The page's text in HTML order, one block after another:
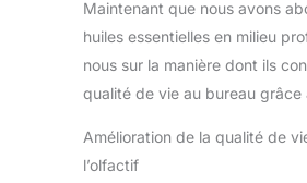
avec une belle boîte, c'est
un cadeau parfait pour
votre famille ou vos amis.
Idéal pour Thanksgiving,
anniversaire, vacances,
Remarque: Si l'emballage
Maintenant que nous avons
huiles essentielles en milieu
nous sur la manière dont ils
qualité de vie au bureau grâce
Amélioration de la qualité de
l’olfactif